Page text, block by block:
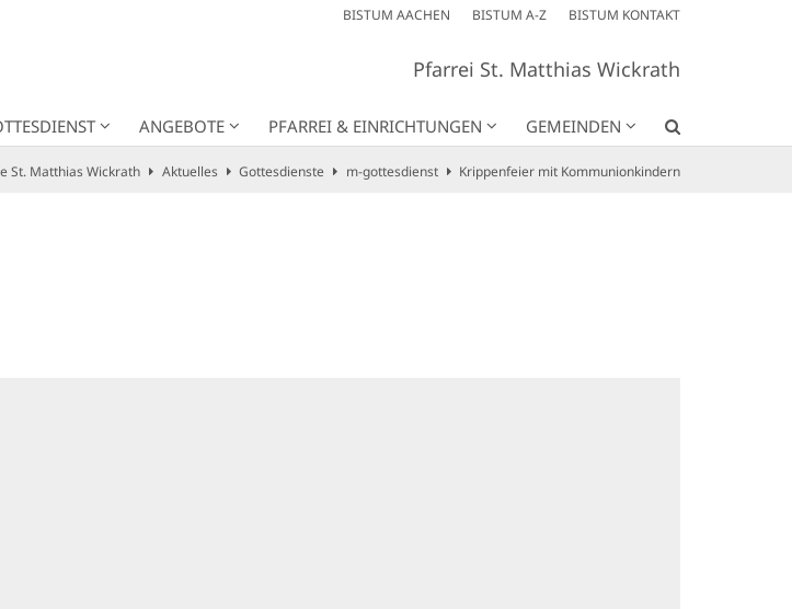
BISTUM AACHEN BISTUM A-Z BISTUM KONTAKT
Pfarrei St. Matthias Wickrath
ANGEBOTE PFARREI & EINRICHTUNGEN GEMEINDEN
St. Matthias Wickrath Aktuelles Gottesdienste m-gottesdienst Krippenfeier mit Kommunionkindern